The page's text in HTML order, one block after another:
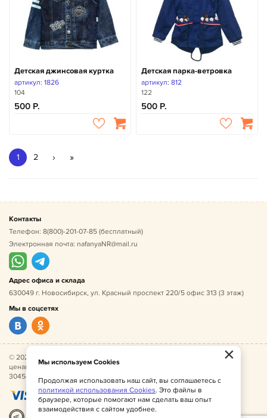
Детская джинсовая куртка
артикул: 1826
104
500
Детская парка-ветровка
артикул: 812
122
500
1 2 › »
Контакты
Телефон: 8(800)-201-07-85 (бесплатный)
Электронная почта: nafanyaNR@mail.ru
Адрес офиса и склада
630049 г. Новосибирск, ул. Красный проспект 220/5 офис 313 (3 этаж)
Мы в соцсетях
© 2026 Нафаня — оптовые поставки детской одежды по
ценам производителя. ИНН 541005493544, ОГРН
304541027500052.
×
Мы используем Cookies
Продолжая использовать наш сайт, вы соглашаетесь с
политикой использования Cookies. Это файлы в
браузере, которые помогают нам сделать ваш опыт
взаимодействия с сайтом удобнее.